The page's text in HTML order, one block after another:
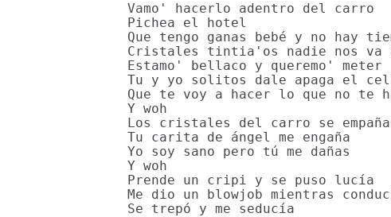
Vamo' hacerlo adentro del carro
Pichea el hotel
Que tengo ganas bebé y no hay
Cristales tintia'os nadie nos va
Estamo' bellaco y queremo' meter
Tu y yo solitos dale apaga el
Que te voy a hacer lo que no te
Y woh
Los cristales del carro se
Tu carita de ángel me engaña
Yo soy sano pero tú me dañas
Y woh
Prende un cripi y se puso lucía
Me dio un blowjob mientras
Se trepó y me seducía